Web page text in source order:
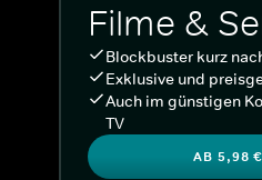
Filme &
Blockbuster kurz
Exklusive und
Auch im günstigen
TV
AB 5,98